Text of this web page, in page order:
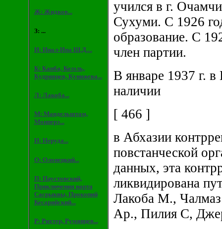
Ж: Жидков...
З: ...
И: Инал-Ипа Ш.Д....
К: Капба, Козэль,
Кудрявцев, Кунижева...
Л: Лакоба...
М: Мандельштам,
Монперэ...
Н: Неруда...
О: Олонецкий...
П: Паустовский,
Приключения нарта
Сасрыквы, Прокопий
Кесарийский...
Р: Рихтер, Румянцев...
учился в г.
Сухуми. С 1926
образование. С
член партии.
В январе 1937 г.
наличии
[ 466 ]
в Абхазии
повстанческой
данных, эта
ликвидирована
Лакоба М.,
Ар., Пилия С,